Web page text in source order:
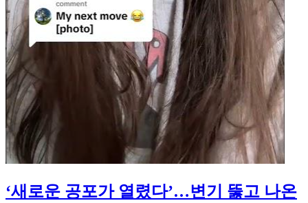
‘새로운 공포가 열렸다’…변기 뚫고 나온